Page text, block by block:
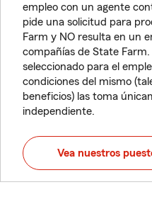
empleo con un agente
pide una solicitud para
Farm y NO resulta en un
compañías de State
seleccionado para el
condiciones del mismo
beneficios) las toma
independiente.
Vea nuestros